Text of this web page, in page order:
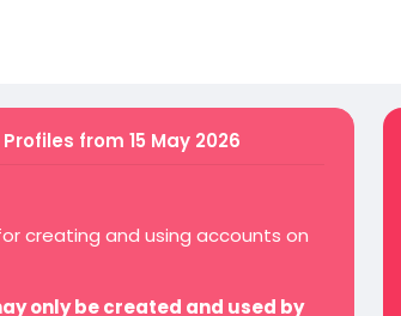
from 15 May 2026
creating and using accounts on
only be created and used by